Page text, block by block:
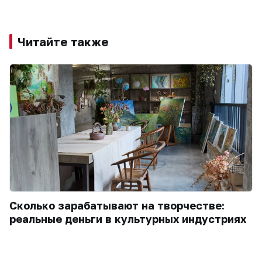
Читайте также
Сколько зарабатывают на творчестве:
реальные деньги в культурных индустриях